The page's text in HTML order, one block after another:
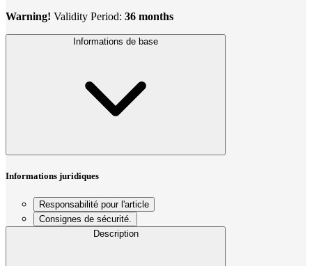
Warning! Validity Period: 36 months
Informations de base
Informations juridiques
Responsabilité pour l'article
Consignes de sécurité.
Description